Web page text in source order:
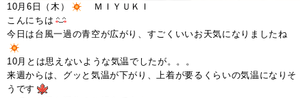
10月6日（木）
ＭＩＹＵＫＩ
こんにちは
今日は台風一過の青空が広がり、すごくいいお天気になりましたね
10月とは思えないような気温でしたが。。。
来週からは、グッと気温が下がり、上着が要るくらいの気温になりそ
うです